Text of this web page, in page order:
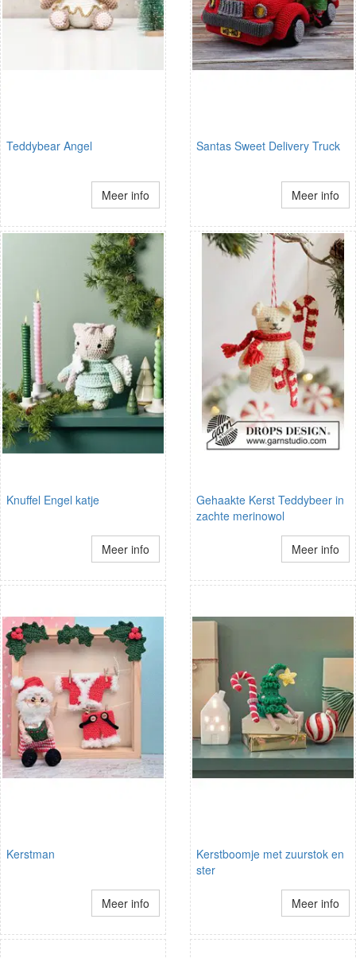
Teddybear Angel
Meer info
Santas Sweet Delivery Truck
Meer info
Knuffel Engel katje
Meer info
Gehaakte Kerst Teddybeer in
zachte merinowol
Meer info
Kerstman
Meer info
Kerstboomje met zuurstok en
ster
Meer info